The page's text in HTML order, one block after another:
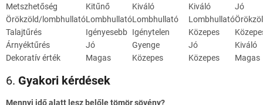
Metszhetőség
Kitűnő Kiváló Kiváló
Jó
Örökzöld/lombhullatóLombhullatóLombhullató Lombhullató
Talajtűrés
Igényesebb Igénytelen Közepes
Árnyéktűrés
Jó Gyenge Jó
Kiváló
Dekoratív érték
Magas Közepes Közepes Magas
6. Gyakori kérdések
Mennyi idő alatt lesz belőle tömör sövény?